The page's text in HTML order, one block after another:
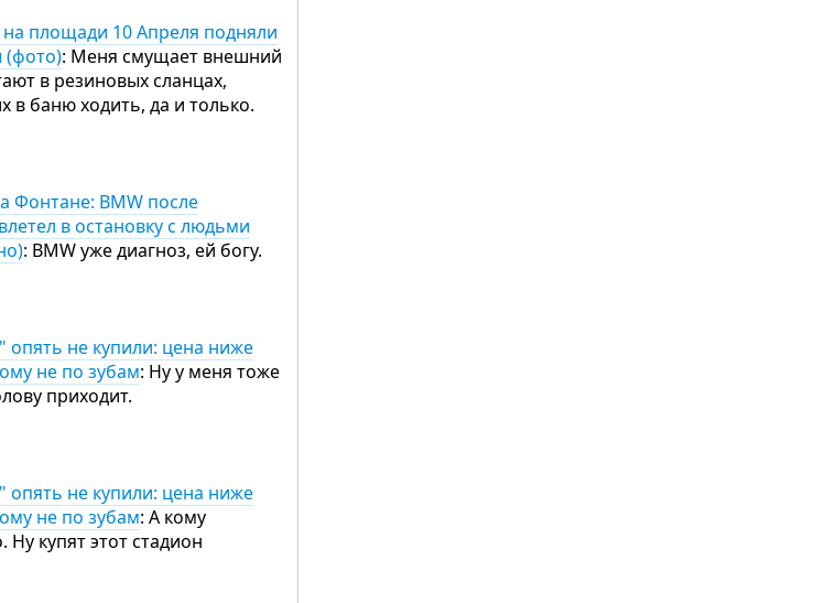
площади 10 Апреля подняли
(фото): Меня смущает внешний
в резиновых сланцах,
в баню ходить, да и только.
Фонтане: BMW после
в остановку с людьми
: BMW уже диагноз, ей богу.
не купили: цена ниже
не по зубам: Ну у меня тоже
приходит.
не купили: цена ниже
не по зубам: А кому
купят этот стадион